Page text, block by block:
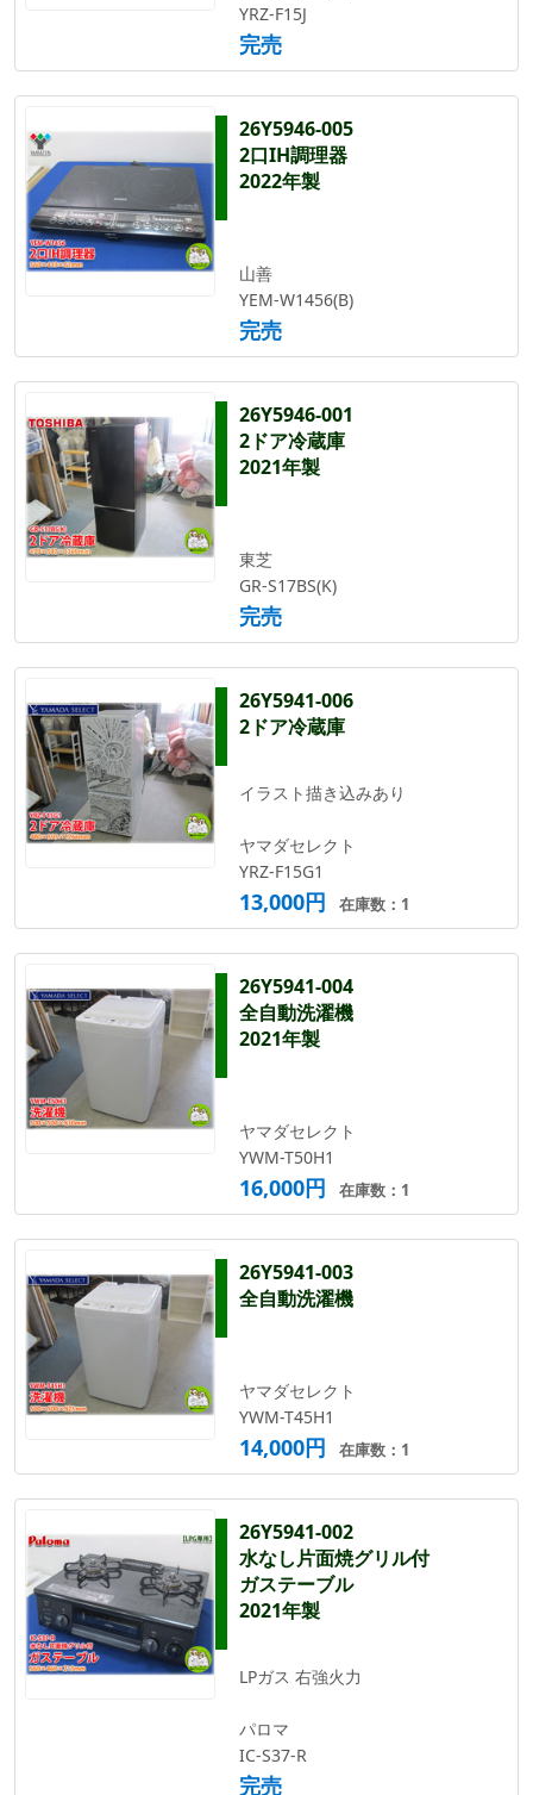
YRZ-F15J
完売
26Y5946-005
2口IH調理器
2022年製
山善
YEM-W1456(B)
完売
26Y5946-001
2ドア冷蔵庫
2021年製
東芝
GR-S17BS(K)
完売
26Y5941-006
2ドア冷蔵庫
イラスト描き込みあり
ヤマダセレクト
YRZ-F15G1
13,000円 在庫数：1
26Y5941-004
全自動洗濯機
2021年製
ヤマダセレクト
YWM-T50H1
16,000円 在庫数：1
26Y5941-003
全自動洗濯機
ヤマダセレクト
YWM-T45H1
14,000円 在庫数：1
26Y5941-002
水なし片面焼グリル付
ガステーブル
2021年製
LPガス 右強火力
パロマ
IC-S37-R
完売